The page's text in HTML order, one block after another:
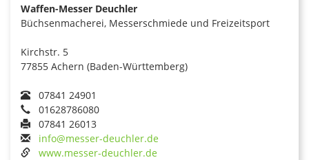
Waffen-Messer Deuchler
Büchsenmacherei, Messerschmiede und Freizeitsport
Kirchstr. 5
77855 Achern (Baden-Württemberg)
07841 24901
01628786080
07841 26013
info@messer-deuchler.de
www.messer-deuchler.de